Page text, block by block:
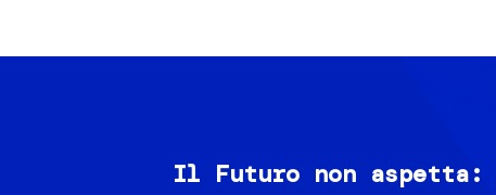
Il Futuro non